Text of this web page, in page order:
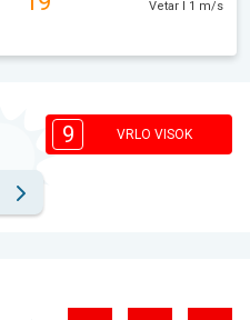
Vetar I 1 m/s
9 VRLO VISOK